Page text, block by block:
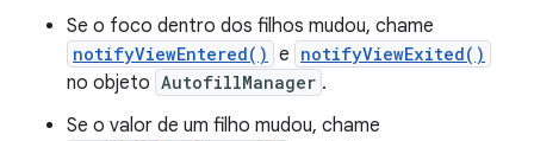
Se o foco dentro dos filhos mudou, chame
notifyViewEntered() e notifyViewExited()
no objeto AutofillManager .
Se o valor de um filho mudou, chame